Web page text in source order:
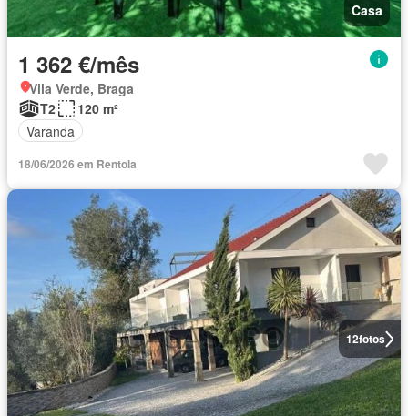
Casa
1 362 €/mês
Vila Verde, Braga
T2
120 m²
Varanda
18/06/2026 em Rentola
12fotos